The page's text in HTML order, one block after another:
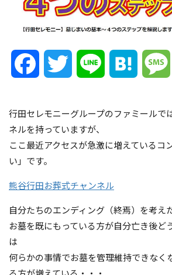
FacebookTwitter Line Hatena
行田セレモニーグループのファミール
ネルを持っていますが、
ここ最近アクセスが急激に増えているコ
い」です。
熊谷行田お葬式チャンネル
自分たちのエンディング（終焉）を考えた
お墓を既にもっている方が自分亡き後ど
は
何らかの事情でお墓を管理維持できなく